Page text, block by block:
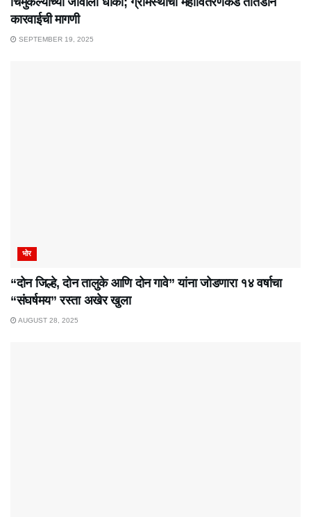
कारवाईची मागणी
SEPTEMBER 19, 2025
भोर
“दोन जिल्हे, दोन तालुके आणि दोन गावे” यांना जोडणारा १४ वर्षाचा
“संघर्षमय” रस्ता अखेर खुला
AUGUST 28, 2025